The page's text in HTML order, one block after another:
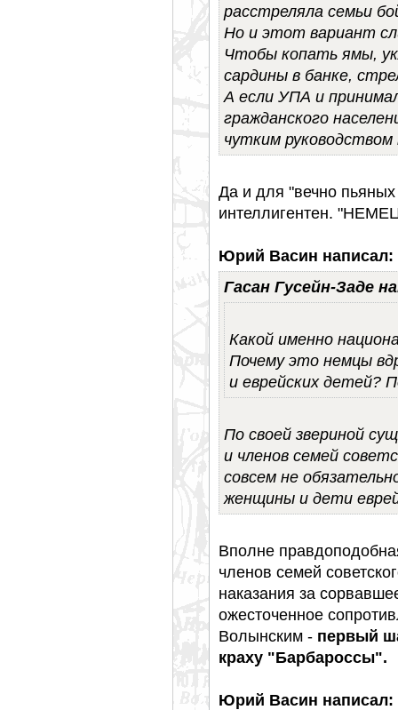
расстреляла семьи
Но и этот вариант
Чтобы копать ямы,
сардины в банке,
А если УПА и
гражданского
чутким
Да и для "вечно
интеллигентен.
Юрий Васин написал:
Гасан Гусейн-Заде
Какой именно
Почему это немцы
и еврейских детей?
По своей звериной
и членов семей
совсем не
женщины и дети
Вполне
членов семей
наказания за
ожесточенное
Волынским - первый
краху "Барбароссы".
Юрий Васин написал: